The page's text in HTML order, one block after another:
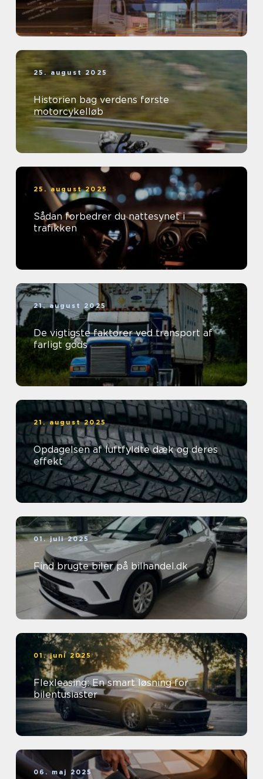
25. august 2025
Historien bag verdens første
motorcykelløb
25. august 2025
Sådan forbedrer du nattesynet i
trafikken
21. august 2025
De vigtigste faktorer ved transport af
farligt gods
21. august 2025
Opdagelsen af luftfyldte dæk og deres
effekt
01. juli 2025
Find brugte biler på bilhandel.dk
01. juni 2025
Flexleasing: En smart løsning for
bilentusiaster
06. maj 2025